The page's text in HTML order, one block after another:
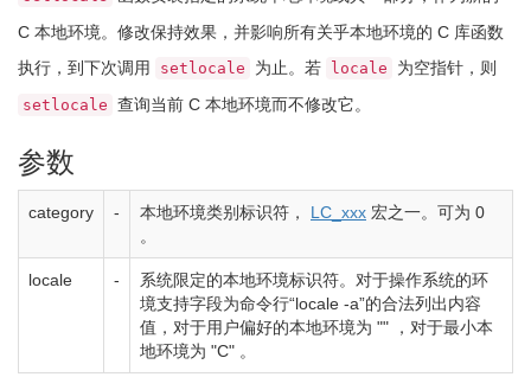
C 本地环境。修改保持效果，并影响所有关乎本地环境的 C 库函数
执行，到下次调用
setlocale 为止。若 locale 为空指针，则
setlocale 查询当前 C 本地环境而不修改它。
参数
category - 本地环境类别标识符， LC_xxx 宏之一。可为 0
。
locale -
系统限定的本地环境标识符。对于操作系统的环
境支持字段为命令行“locale -a”的合法列出内容
值，对于用户偏好的本地环境为 "" ，对于最小本
地环境为 "C" 。